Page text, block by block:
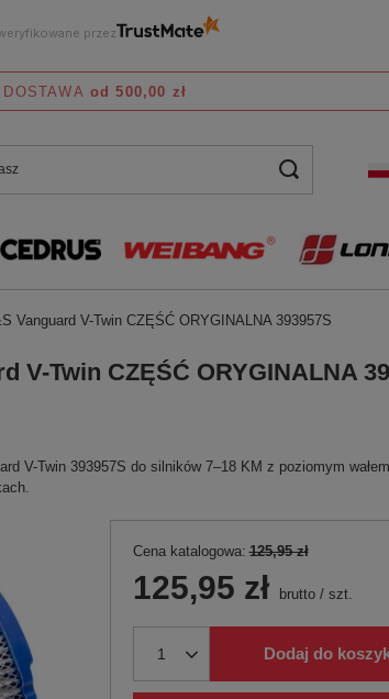
od 500,00 zł
Vanguard V-Twin CZĘŚĆ ORYGINALNA 393957S
V-Twin CZĘŚĆ ORYGINALNA
V-Twin 393957S do silników 7–18 KM z poziomym
Cena katalogowa: 125,95 zł
125,95 zł brutto/ szt.
Dodaj do
przez